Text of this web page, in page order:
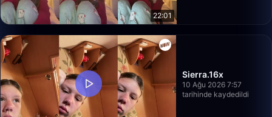
22:01
Sierra.16x
10 Ağu 2026 7:57
tarihinde kaydedildi